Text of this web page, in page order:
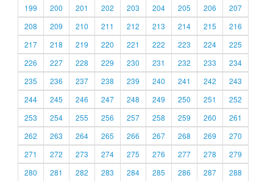
199
200 201 202 203 204 205 206
207
208
209 210 211 212 213 214 215
216
217
218 219 220 221 222 223 224
225
226
227 228 229 230 231 232 233
234
235
236 237 238 239 240 241 242
243
244
245 246 247 248 249 250 251
252
253
254 255 256 257 258 259 260
261
262
263 264 265 266 267 268 269
270
271
272 273 274 275 276 277 278
279
280
281 282 283 284 285 286 287 288